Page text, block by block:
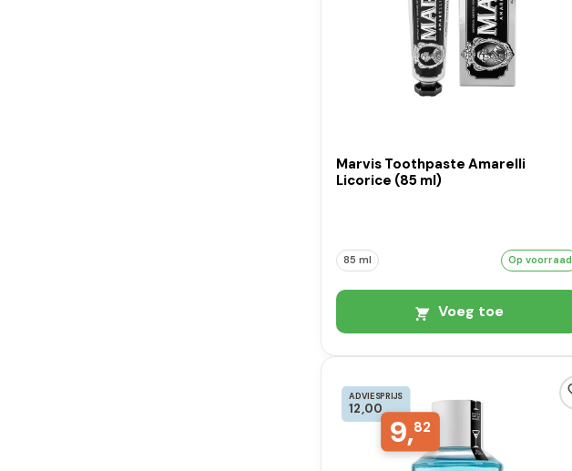
Marvis Toothpaste Amarelli
Licorice (85 ml)
85 ml Op voorraad
Voeg toe
ADVIESPRIJS
12,00
9,82